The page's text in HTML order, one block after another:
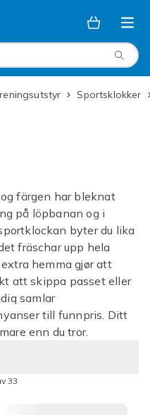
Treningsutstyr Sportsklokker
färgen har bleknat
på löpbanan og i
byter du lika
fräschar upp hela
hemma gjør att
att skippa passet eller
samlar
till funnpris. Ditt
enn du tror.
33